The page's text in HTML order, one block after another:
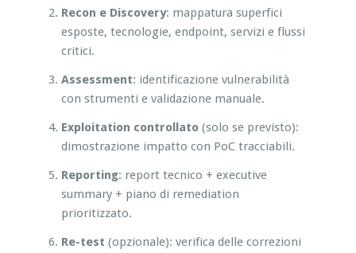
Recon e Discovery: mappatura superfici
esposte, tecnologie, endpoint, servizi e flussi
critici.
Assessment: identificazione vulnerabilità
con strumenti e validazione manuale.
Exploitation controllato(solo se previsto):
dimostrazione impatto con PoC tracciabili.
Reporting: report tecnico + executive
summary + piano di remediation
prioritizzato.
Re-test (opzionale): verifica delle correzioni